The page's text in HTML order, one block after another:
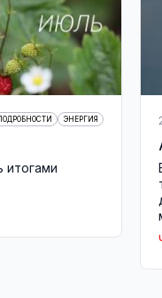
ЭНЕРГИЯ
итогами